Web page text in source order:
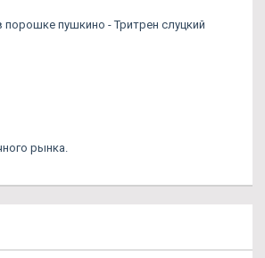
порошке пушкино - Тритрен слуцкий
рынка.